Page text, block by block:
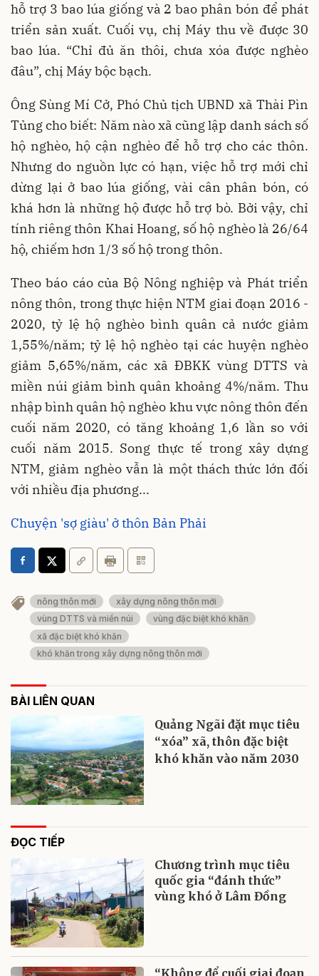
hỗ trợ 3 bao lúa giống và 2 bao phân bón để phát
triển sản xuất. Cuối vụ, chị Máy thu về được 30
bao lúa. “Chỉ đủ ăn thôi, chưa xóa được nghèo
đâu”, chị Máy bộc bạch.
Ông Sùng Mí Cở, Phó Chủ tịch UBND xã Thài Pìn
Tủng cho biết: Năm nào xã cũng lập danh sách số
hộ nghèo, hộ cận nghèo để hỗ trợ cho các thôn.
Nhưng do nguồn lực có hạn, việc hỗ trợ mới chỉ
dừng lại ở bao lúa giống, vài cân phân bón, có
khá hơn là những hộ được hỗ trợ bò. Bởi vậy, chỉ
tính riêng thôn Khai Hoang, số hộ nghèo là 26/64
hộ, chiếm hơn 1/3 số hộ trong thôn.
Theo báo cáo của Bộ Nông nghiệp và Phát triển
nông thôn, trong thực hiện NTM giai đoạn 2016 -
2020, tỷ lệ hộ nghèo bình quân cả nước giảm
1,55%/năm; tỷ lệ hộ nghèo tại các huyện nghèo
giảm 5,65%/năm, các xã ĐBKK vùng DTTS và
miền núi giảm bình quân khoảng 4%/năm. Thu
nhập bình quân hộ nghèo khu vực nông thôn đến
cuối năm 2020, có tăng khoảng 1,6 lần so với
cuối năm 2015. Song thực tế trong xây dựng
NTM, giảm nghèo vẫn là một thách thức lớn đối
với nhiều địa phương...
Chuyện 'sợ giàu' ở thôn Bản Phải
nông thôn mới
xây dựng nông thôn mới
vùng DTTS và miền núi
vùng đặc biệt khó khăn
xã đặc biệt khó khăn
khó khăn trong xây dựng nông thôn mới
BÀI LIÊN QUAN
Quảng Ngãi đặt mục tiêu
“xóa” xã, thôn đặc biệt
khó khăn vào năm 2030
ĐỌC TIẾP
Chương trình mục tiêu
quốc gia “đánh thức”
vùng khó ở Lâm Đồng
“Không để cuối giai đoạn